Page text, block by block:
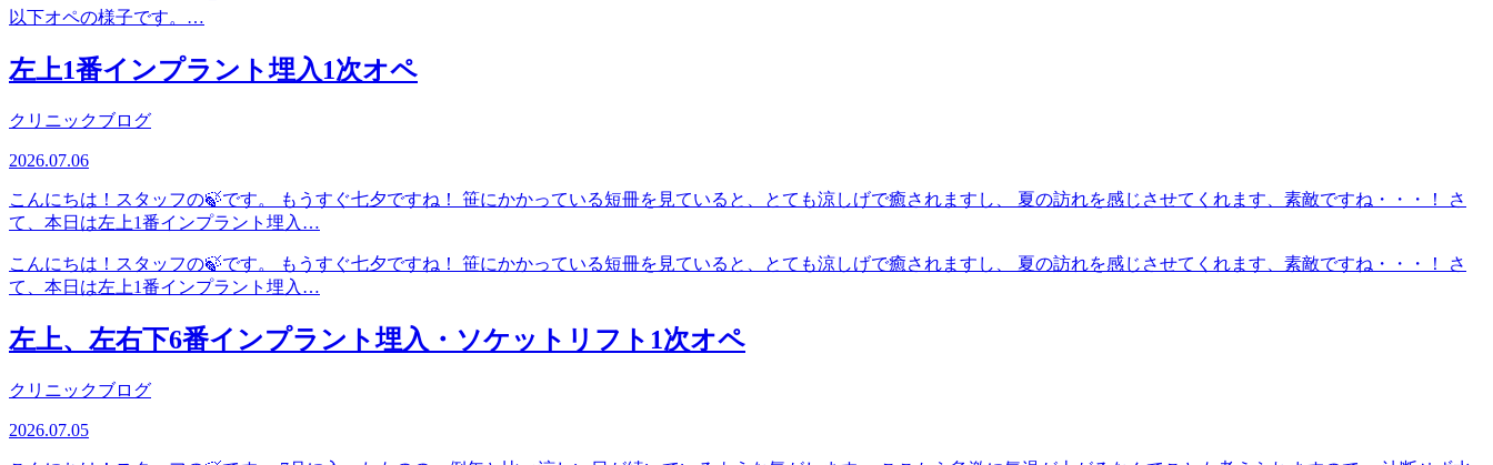
以下オペの様子です。…
左上1番インプラント埋入1次オペ
クリニックブログ
2026.07.06
こんにちは！スタッフの🍃です。 もうすぐ七夕ですね！ 笹にかかっている短冊を見ていると、とても涼しげで癒されますし、 夏の訪れを感じさせてくれます、素敵ですね・・・！ さ
て、本日は左上1番インプラント埋入…
こんにちは！スタッフの🍃です。 もうすぐ七夕ですね！ 笹にかかっている短冊を見ていると、とても涼しげで癒されますし、 夏の訪れを感じさせてくれます、素敵ですね・・・！ さ
て、本日は左上1番インプラント埋入…
左上、左右下6番インプラント埋入・ソケットリフト1次オペ
クリニックブログ
2026.07.05